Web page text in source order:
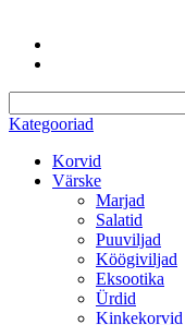
Kategooriad
Korvid
Värske
Marjad
Salatid
Puuviljad
Köögiviljad
Eksootika
Ürdid
Kinkekorvid